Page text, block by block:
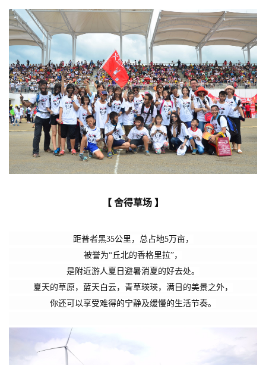
【 舍得草场 】
距普者黑35公里，总占地5万亩，
被誉为“丘北的香格里拉”，
是附近游人夏日避暑消夏的好去处。
夏天的草原，蓝天白云，青草瑛瑛，满目的美景之外，
你还可以享受难得的宁静及缓慢的生活节奏。